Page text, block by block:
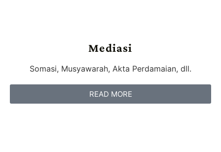
Mediasi
Somasi, Musyawarah, Akta Perdamaian, dll.
READ MORE